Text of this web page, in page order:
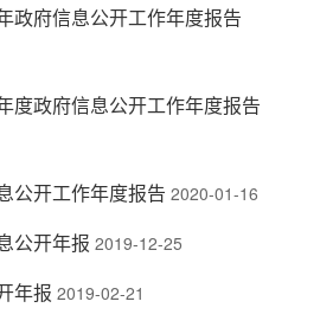
政府信息公开工作年度报告
度政府信息公开工作年度报告
公开工作年度报告 2020-01-16
公开年报 2019-12-25
年报 2019-02-21